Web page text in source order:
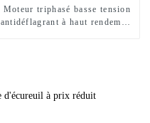
Moteur triphasé basse tension
antidéflagrant à haut rendement